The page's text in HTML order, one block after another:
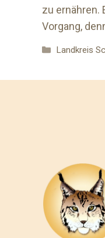
zu ernähren.
Vorgang,
Kategorien
Landkreis